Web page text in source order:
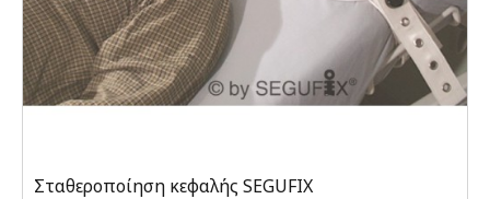
Σταθεροποίηση κεφαλής SEGUFIX